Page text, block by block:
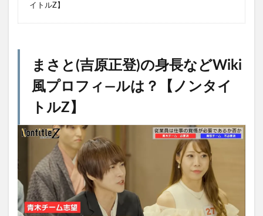
イトルZ】
まさと(吉原正登)の身長などWiki
風プロフィ―ルは？【ノンタイ
トルZ】